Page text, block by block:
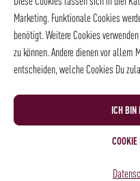
Marketing. Funktionale Cookies
benötigt. Weitere Cookies
zu können. Andere dienen vor
entscheiden, welche Cookies Du
ICH BIN
Ich habe die